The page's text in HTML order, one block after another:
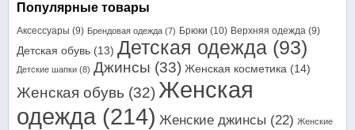
Популярные товары
Аксессуары (9) Брендовая одежда (7) Брюки (10) Верхняя одежда (9)
Детская обувь (13) Детская одежда (93)
Детские шапки (8) Джинсы (33) Женская косметика (14)
Женская обувь (32) Женская
одежда (214) Женские джинсы (22) Женские